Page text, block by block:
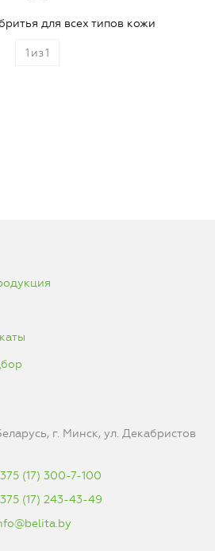
для всех типов кожи
1 из1
г. Минск, ул. Декабристов
(17) 300-7-100
(17) 243-43-49